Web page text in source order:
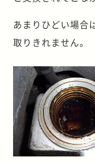
あまりひどい場合
取りきれません。